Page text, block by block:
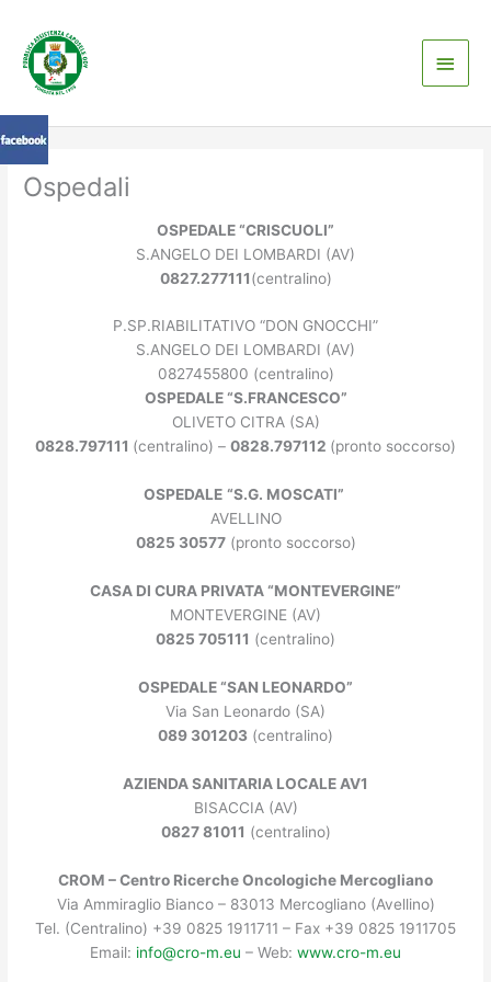
contenuto
Menu
Ospedali
OSPEDALE “CRISCUOLI”
S.ANGELO DEI LOMBARDI (AV)
0827.277111(centralino)
P.SP.RIABILITATIVO “DON GNOCCHI”
S.ANGELO DEI LOMBARDI (AV)
0827455800 (centralino)
OSPEDALE “S.FRANCESCO”
OLIVETO CITRA (SA)
0828.797111 (centralino) – 0828.797112 (pronto soccorso)
OSPEDALE “S.G. MOSCATI”
AVELLINO
0825 30577(pronto soccorso)
CASA DI CURA PRIVATA “MONTEVERGINE”
MONTEVERGINE (AV)
0825 705111 (centralino)
OSPEDALE “SAN LEONARDO”
Via San Leonardo (SA)
089 301203 (centralino)
AZIENDA SANITARIA LOCALE AV1
BISACCIA (AV)
0827 81011 (centralino)
CROM – Centro Ricerche Oncologiche Mercogliano
Via Ammiraglio Bianco – 83013 Mercogliano (Avellino)
Tel. (Centralino) +39 0825 1911711 – Fax +39 0825 1911705
Email: info@cro-m.eu – Web: www.cro-m.eu